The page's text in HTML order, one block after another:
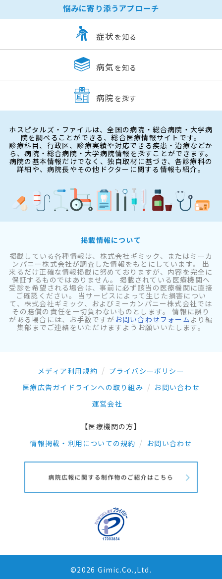
悩みに寄り添うアプローチ
症状 を知る
病気 を知る
病院 を探す
ホスピタルズ・ファイルは、全国の病院・総合病院・大学病
院を調べることができる、総合医療情報サイトです。
診療科目、行政区、診療実績や対応できる疾患・治療などか
ら、病院・総合病院・大学病院情報を探すことができます。
病院の基本情報だけでなく、独自取材に基づき、各診療科の
詳細や、病院長やその他ドクターに関する情報も紹介。
掲載情報について
掲載している各種情報は、株式会社ギミック、またはミーカ
ンパニー株式会社が調査した情報をもとにしています。 出
来るだけ正確な情報掲載に努めておりますが、内容を完全に
保証するものではありません。 掲載されている医療機関へ
受診を希望される場合は、事前に必ず該当の医療機関に直接
ご確認ください。 当サービスによって生じた損害につい
て、株式会社ギミック、およびミーカンパニー株式会社では
その賠償の責任を一切負わないものとします。 情報に誤り
がある場合には、お手数ですが お問い合わせフォーム より編
集部までご連絡をいただけますようお願いいたします。
メディア利用規約
プライバシーポリシー
医療広告ガイドラインへの取り組み
お問い合わせ
運営会社
【医療機関の方】
情報掲載・利用についての規約
お問い合わせ
©2026 Gimic.Co.,Ltd.